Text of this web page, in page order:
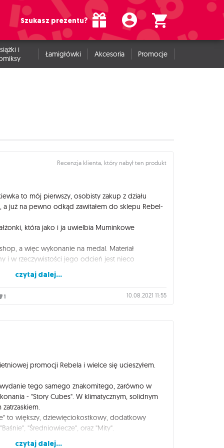
Szukasz prezentu?
i
Łamigłówki Akcesoria Promocje
Recenzja klienta, który nabył ten produkt
to mój pierwszy, osobisty zakup z działu
już na pewno odkąd zawitałem do sklepu Rebel-
która jako i ja uwielbia Muminkowe
a więc wykonanie na medal. Materiał
i w rzeczywistości jego odcień jest nieco
zdjęciach, co uważam za plus dla mniejszej
zanieczyszczeń w przyszłości. Do tego
co też jest plusem. Sznurek jest mocny, a sam
większa, ale za tą cenę jest całkowicie okay.
Sakiewka od razu znajdzie różnorakie
jako "domek" dla zestawu "Story Cubes
czytaj dalej...
1 10.08.2021 11:55
promocji Rebela i wielce się ucieszyłem.
wydanie tego samego znakomitego, zarówno w
- "Story Cubes". W klimatycznym, solidnym
to większy, dziewięciokostkowy, dodatkowy
"Średniowiecze", oraz "Mity".
dodatkowy (wcześniej kupowałem te małe), ale
czytaj dalej...